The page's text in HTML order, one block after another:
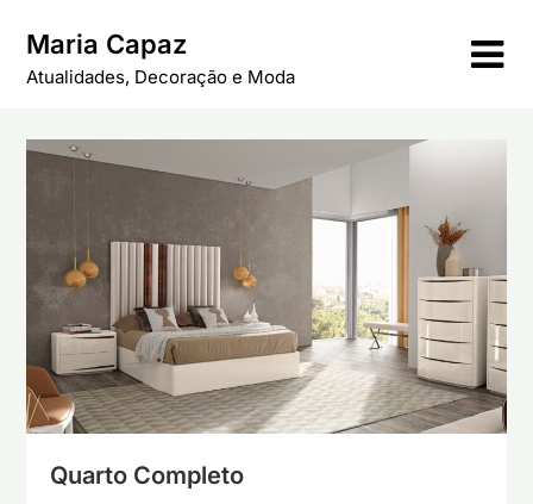
content
Maria Capaz
Atualidades, Decoração e Moda
Quarto Completo